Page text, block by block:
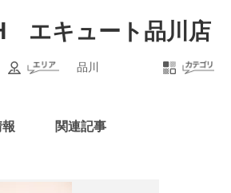
エキュート品川店
品川
関連記事